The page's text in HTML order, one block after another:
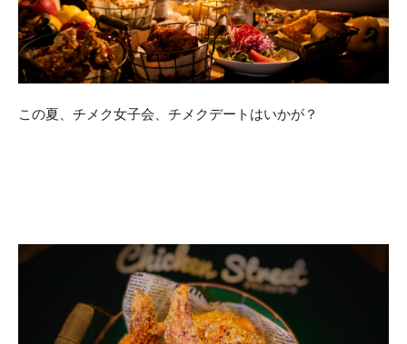
この夏、チメク女子会、チメクデートはいかが？